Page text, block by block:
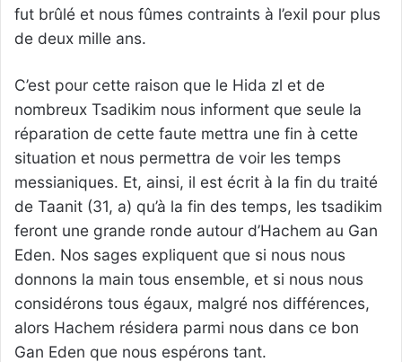
fut brûlé et nous fûmes contraints à l’exil pour plus
de deux mille ans.
C’est pour cette raison que le Hida zl et de
nombreux Tsadikim nous informent que seule la
réparation de cette faute mettra une fin à cette
situation et nous permettra de voir les temps
messianiques. Et, ainsi, il est écrit à la fin du traité
de Taanit (31, a) qu’à la fin des temps, les tsadikim
feront une grande ronde autour d’Hachem au Gan
Eden. Nos sages expliquent que si nous nous
donnons la main tous ensemble, et si nous nous
considérons tous égaux, malgré nos différences,
alors Hachem résidera parmi nous dans ce bon
Gan Eden que nous espérons tant.